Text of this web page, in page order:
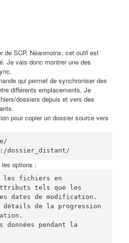
deSCP. Néanmoins, cet outil est
. Je vais donc montrer une des
qui permet de synchroniser des
différents emplacements. Je
dossiers depuis et vers des
pour copier un dossier source vers
dossier_distant/
options :
les fichiers en
tels que les
dates de modification.
de la progression
données pendant la